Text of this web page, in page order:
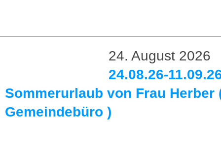
24. August 2026
24.08.26-
Sommerurlaub von Frau Herber
Gemeindebüro )